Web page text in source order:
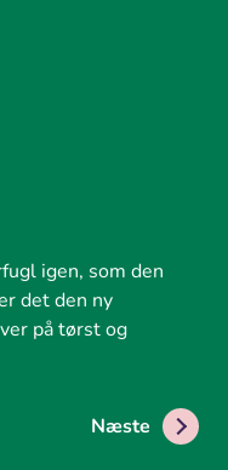
igen, som den
det den ny
på tørst og
Næste